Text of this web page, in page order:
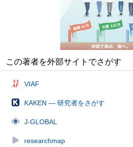
この著者を外部サイトでさがす
VIAF
KAKEN — 研究者をさがす
J-GLOBAL
researchmap